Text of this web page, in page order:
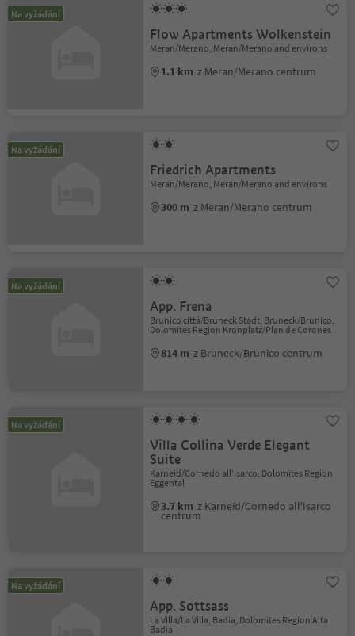
Na vyžádání
Flow Apartments Wolkenstein
Meran/Merano, Meran/Merano and environs
1.1 km z Meran/Merano centrum
Na vyžádání
Friedrich Apartments
Meran/Merano, Meran/Merano and environs
300 m z Meran/Merano centrum
Na vyžádání
App. Frena
Brunico città/Bruneck Stadt, Bruneck/Brunico,
Dolomites Region Kronplatz/Plan de Corones
814 m z Bruneck/Brunico centrum
Na vyžádání
Villa Collina Verde Elegant
Suite
Karneid/Cornedo all'Isarco, Dolomites Region
Eggental
3.7 km z Karneid/Cornedo all'Isarco
centrum
Na vyžádání
App. Sottsass
La Villa/La Villa, Badia, Dolomites Region Alta
Badia